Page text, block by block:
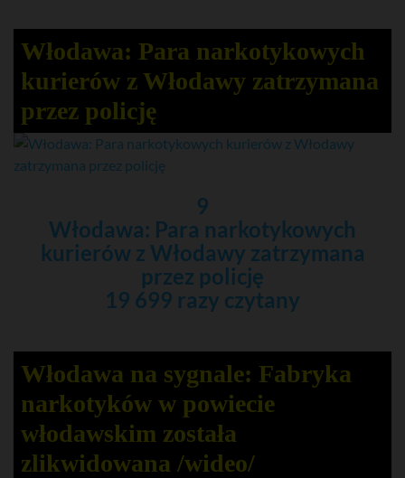
Włodawa: Para narkotykowych
kurierów z Włodawy zatrzymana
przez policję
9
Włodawa: Para narkotykowych
kurierów z Włodawy zatrzymana
przez policję
19 699 razy czytany
Włodawa na sygnale: Fabryka
narkotyków w powiecie
włodawskim została
zlikwidowana /wideo/